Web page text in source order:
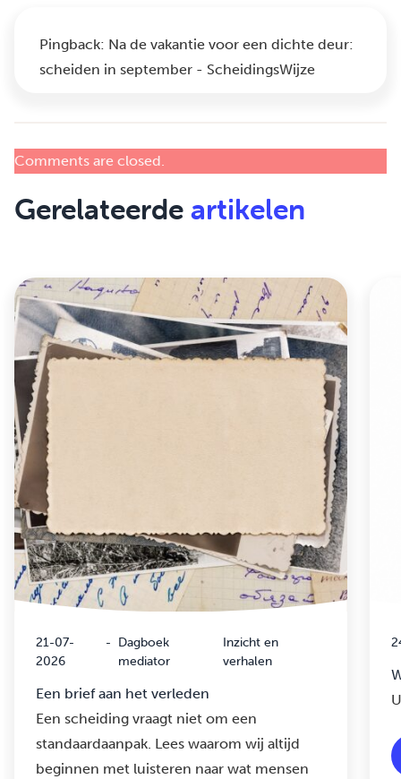
Pingback: Na de vakantie voor een dichte deur:
scheiden in september - ScheidingsWijze
Comments are closed.
Gerelateerde artikelen
21-07-
2026
- Dagboek
mediator
Inzicht en
verhalen
Een brief aan het verleden
Een scheiding vraagt niet om een
standaardaanpak. Lees waarom wij altijd
beginnen met luisteren naar wat mensen